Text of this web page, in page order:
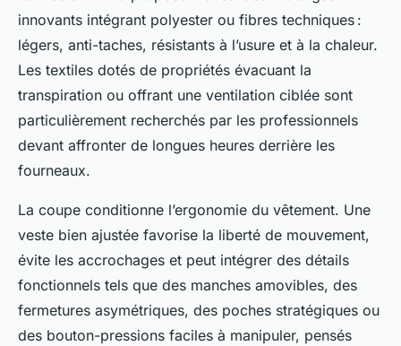
innovants intégrant polyester ou fibres techniques :
légers, anti-taches, résistants à l’usure et à la chaleur.
Les textiles dotés de propriétés évacuant la
transpiration ou offrant une ventilation ciblée sont
particulièrement recherchés par les professionnels
devant affronter de longues heures derrière les
fourneaux.
La coupe conditionne l’ergonomie du vêtement. Une
veste bien ajustée favorise la liberté de mouvement,
évite les accrochages et peut intégrer des détails
fonctionnels tels que des manches amovibles, des
fermetures asymétriques, des poches stratégiques ou
des bouton-pressions faciles à manipuler, pensés